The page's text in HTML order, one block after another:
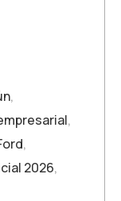
,
,
,
2026,